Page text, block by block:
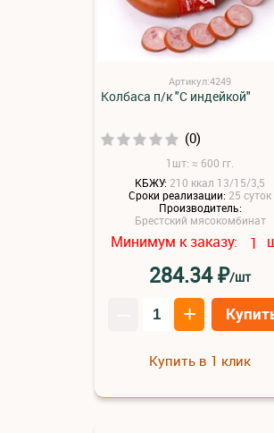
Артикул:4249
Колбаса п/к "С индейкой"
(0)
1шт: ≈ 600 гг.
КБЖУ:210 ккал 13/15/3,5
Сроки реализации: 25 суток
Производитель:
Брестский мясокомбинат
Минимум к заказу: 1
284.34₽/шт
+
Купить в 1 клик